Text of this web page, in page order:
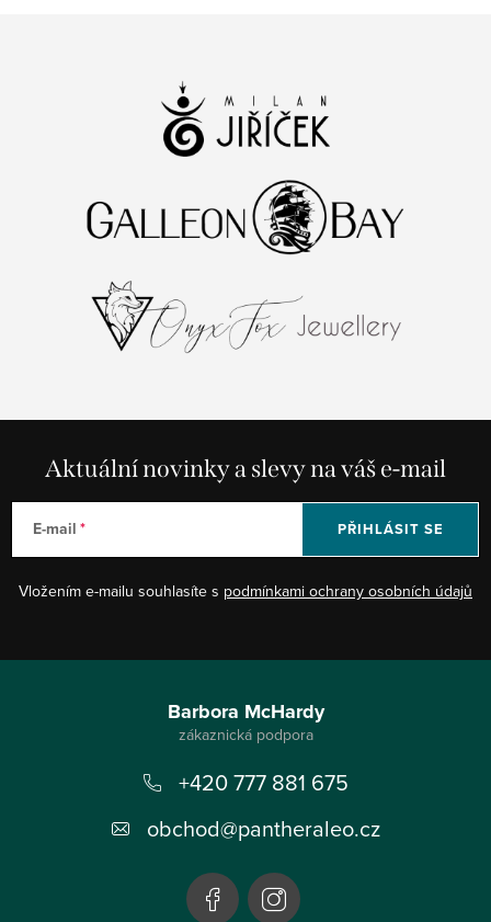
Aktuální novinky a slevy na váš e-mail
E-mail
Vložením e-mailu souhlasíte s podmínkami ochrany osobních údajů
PŘIHLÁSIT SE
Barbora McHardy
+420 777 881 675
obchod@pantheraleo.cz